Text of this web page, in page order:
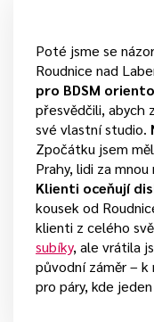
Poté jsme se
Roudnice nad
pro BDSM
přesvědčili, abych
své vlastní studio.
Zpočátku jsem
Prahy, lidi za
Klienti oceňují
kousek od
klienti z celého
subíky, ale vrátila
původní záměr –
pro páry, kde